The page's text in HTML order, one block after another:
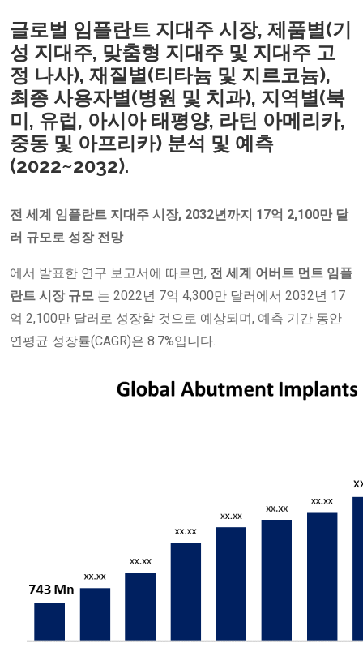
글로벌 임플란트 지대주 시장, 제품별(기
성 지대주, 맞춤형 지대주 및 지대주 고
정 나사), 재질별(티타늄 및 지르코늄),
최종 사용자별(병원 및 치과), 지역별(북
미, 유럽, 아시아 태평양, 라틴 아메리카,
중동 및 아프리카) 분석 및 예측
(2022~2032).
전 세계 임플란트 지대주 시장, 2032년까지 17억 2,100만 달
러 규모로 성장 전망
에서 발표한 연구 보고서에 따르면, 전 세계 어버트 먼트 임플
란트 시장 규모 는 2022년 7억 4,300만 달러에서 2032년 17
억 2,100만 달러로 성장할 것으로 예상되며, 예측 기간 동안
연평균 성장률(CAGR)은 8.7%입니다.